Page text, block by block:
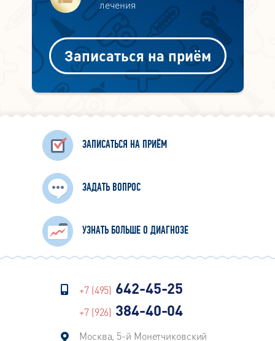
лечения
Записаться на приём
ЗАПИСАТЬСЯ НА ПРИЁМ
ЗАДАТЬ ВОПРОС
УЗНАТЬ БОЛЬШЕ О ДИАГНОЗЕ
+7 (495) 642-45-25
+7 (926) 384-40-04
Москва, 5-й Монетчиковский